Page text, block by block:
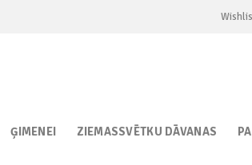
ĢIMENEI ZIEMASSVĒTKU DĀVANAS